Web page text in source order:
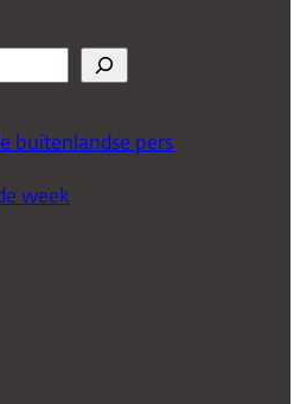
buitenlandse pers
week